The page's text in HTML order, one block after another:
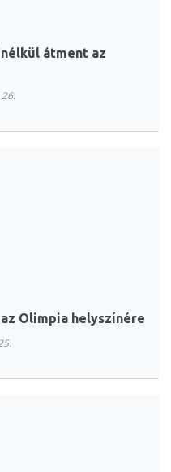
átment az
Olimpia helyszínére